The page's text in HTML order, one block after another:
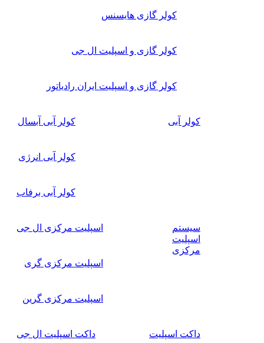
کولر گازی هایسنس
کولر گازی و اسپلیت ال جی
کولر گازی و اسپلیت ایران رادیاتور
کولر آبی کولر آبی آبسال
کولر آبی انرژی
کولر آبی برفاب
سیستم
اسپلیت
مرکزی
اسپلیت مرکزی ال جی
اسپلیت مرکزی گری
اسپلیت مرکزی گرین
داکت اسپلیت داکت اسپلیت ال جی